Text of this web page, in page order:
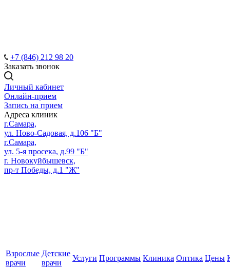
+7 (846) 212 98 20
Заказать звонок
Личный кабинет
Онлайн-прием
Запись на прием
Адреса клиник
г.Самара,
ул. Ново-Садовая, д.106 "Б"
г.Самара,
ул. 5-я просека, д.99 "Б"
г. Новокуйбышевск,
пр-т Победы, д.1 "Ж"
Взрослые
врачи
Детские
врачи
Услуги Программы Клиника Оптика Цены